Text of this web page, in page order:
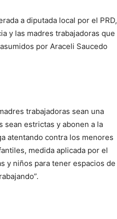
a diputada local por el PRD,
y las madres trabajadoras que
por Araceli Saucedo
trabajadoras sean una
sean estrictas y abonen a la
atentando contra los menores
medida aplicada por el
y niños para tener espacios de